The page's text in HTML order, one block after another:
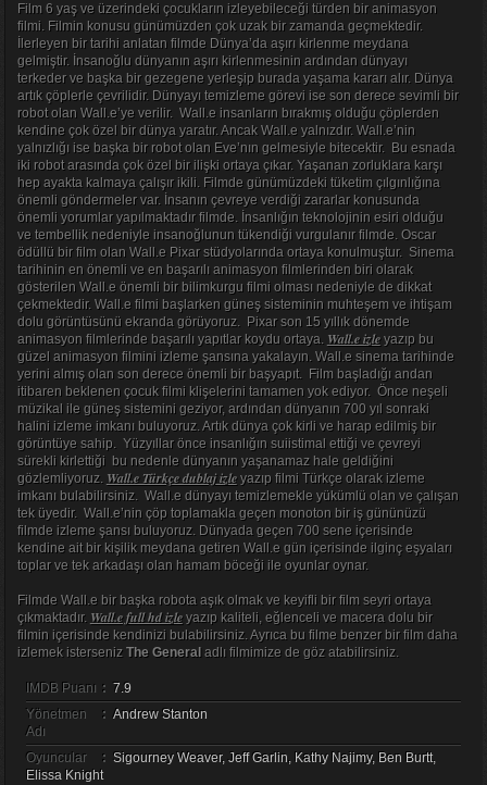
Film 6 yaş ve üzerindeki çocukların izleyebileceği türden bir animasyon
filmi. Filmin konusu günümüzden çok uzak bir zamanda geçmektedir.
İlerleyen bir tarihi anlatan filmde Dünya’da aşırı kirlenme meydana
gelmiştir. İnsanoğlu dünyanın aşırı kirlenmesinin ardından dünyayı
terkeder ve başka bir gezegene yerleşip burada yaşama kararı alır. Dünya
artık çöplerle çevrilidir. Dünyayı temizleme görevi ise son derece sevimli bir
robot olan Wall.e’ye verilir. Wall.e insanların bırakmış olduğu çöplerden
kendine çok özel bir dünya yaratır. Ancak Wall.e yalnızdır. Wall.e’nin
yalnızlığı ise başka bir robot olan Eve’nın gelmesiyle bitecektir. Bu esnada
iki robot arasında çok özel bir ilişki ortaya çıkar. Yaşanan zorluklara karşı
hep ayakta kalmaya çalışır ikili. Filmde günümüzdeki tüketim çılgınlığına
önemli göndermeler var. İnsanın çevreye verdiği zararlar konusunda
önemli yorumlar yapılmaktadır filmde. İnsanlığın teknolojinin esiri olduğu
ve tembellik nedeniyle insanoğlunun tükendiği vurgulanır filmde. Oscar
ödüllü bir film olan Wall.e Pixar stüdyolarında ortaya konulmuştur. Sinema
tarihinin en önemli ve en başarılı animasyon filmlerinden biri olarak
gösterilen Wall.e önemli bir bilimkurgu filmi olması nedeniyle de dikkat
çekmektedir. Wall.e filmi başlarken güneş sisteminin muhteşem ve ihtişam
dolu görüntüsünü ekranda görüyoruz. Pixar son 15 yıllık dönemde
animasyon filmlerinde başarılı yapıtlar koydu ortaya. Wall.e izleyazıp bu
güzel animasyon filmini izleme şansına yakalayın. Wall.e sinema tarihinde
yerini almış olan son derece önemli bir başyapıt. Film başladığı andan
itibaren beklenen çocuk filmi klişelerini tamamen yok ediyor. Önce neşeli
müzikal ile güneş sistemini geziyor, ardından dünyanın 700 yıl sonraki
halini izleme imkanı buluyoruz. Artık dünya çok kirli ve harap edilmiş bir
görüntüye sahip. Yüzyıllar önce insanlığın suiistimal ettiği ve çevreyi
sürekli kirlettiği bu nedenle dünyanın yaşanamaz hale geldiğini
gözlemliyoruz. Wall.e Türkçe dublaj izleyazıp filmi Türkçe olarak izleme
imkanı bulabilirsiniz. Wall.e dünyayı temizlemekle yükümlü olan ve çalışan
tek üyedir. Wall.e’nin çöp toplamakla geçen monoton bir iş gününüzü
filmde izleme şansı buluyoruz. Dünyada geçen 700 sene içerisinde
kendine ait bir kişilik meydana getiren Wall.e gün içerisinde ilginç eşyaları
toplar ve tek arkadaşı olan hamam böceği ile oyunlar oynar.
Filmde Wall.e bir başka robota aşık olmak ve keyifli bir film seyri ortaya
çıkmaktadır. Wall.e full hd izleyazıp kaliteli, eğlenceli ve macera dolu bir
filmin içerisinde kendinizi bulabilirsiniz. Ayrıca bu filme benzer bir film daha
izlemek isterseniz The General adlı filmimize de göz atabilirsiniz.
IMDB Puanı : 7.9
Yönetmen
Adı
: Andrew Stanton
Oyuncular : Sigourney Weaver, Jeff Garlin, Kathy Najimy, Ben Burtt,
Elissa Knight